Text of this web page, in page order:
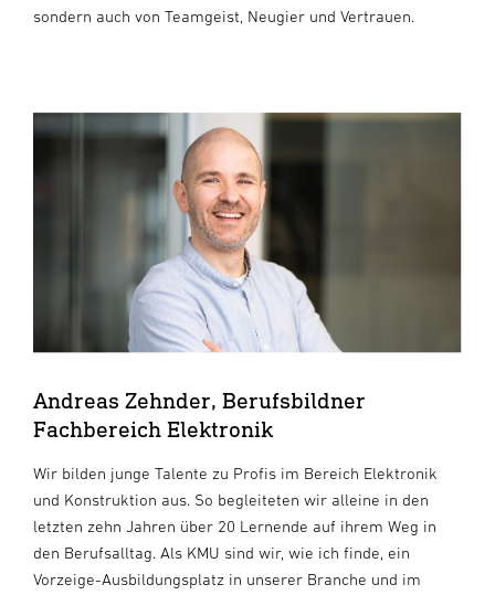
sondern auch von Teamgeist, Neugier und Vertrauen.
Andreas Zehnder, Berufsbildner
Fachbereich Elektronik
Wir bilden junge Talente zu Profis im Bereich Elektronik
und Konstruktion aus. So begleiteten wir alleine in den
letzten zehn Jahren über 20 Lernende auf ihrem Weg in
den Berufsalltag. Als KMU sind wir, wie ich finde, ein
Vorzeige-Ausbildungsplatz in unserer Branche und im